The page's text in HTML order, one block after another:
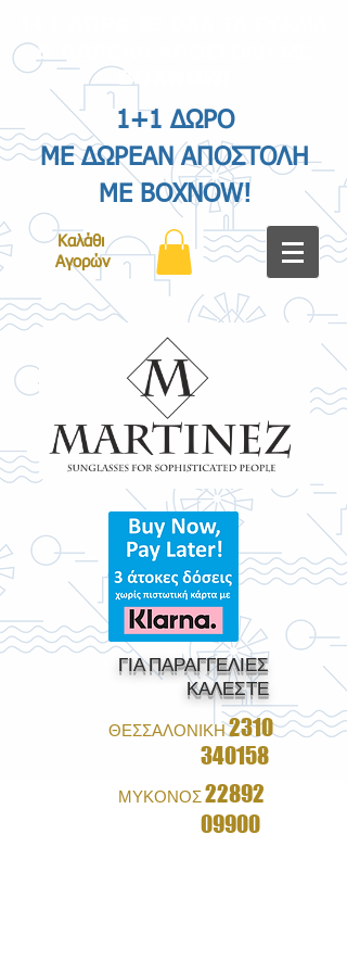
& ΔΩΡΕΑΝ ΑΠΟΣΤΟΛΗ ΜΕ
BOXNOW!
1+1 ΔΩΡΟ
ΜΕ ΔΩΡΕΑΝ ΑΠΟΣΤΟΛΗ
ΜΕ BOXNOW!
Καλάθι
Αγορών
ΓΙΑ ΠΑΡΑΓΓΕΛΙΕΣ
ΚΑΛΕΣΤΕ
ΘΕΣΣΑΛΟΝΙΚΗ2310
340158
ΜΥΚΟΝΟΣ22892
09900